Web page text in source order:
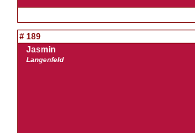
# 189
Jasmin
Langenfeld